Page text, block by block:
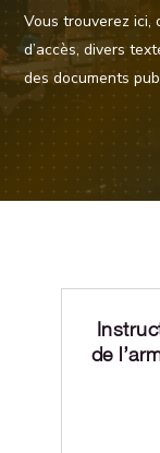
Vous trouverez ici,
d’accès, divers
des documents
de